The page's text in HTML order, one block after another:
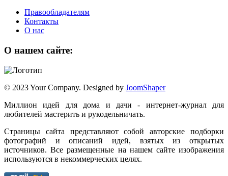
Правообладателям
Контакты
О нас
О нашем сайте:
© 2023 Your Company. Designed by JoomShaper
Миллион идей для дома и дачи - интернет-журнал для
любителей мастерить и рукодельничать.
Страницы сайта представляют собой авторские подборки
фотографий и описаний идей, взятых из открытых
источников. Все размещенные на нашем сайте изображения
используются в некоммерческих целях.